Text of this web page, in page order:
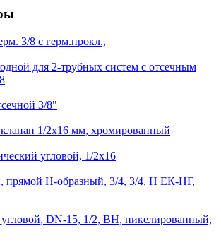
3/8 с герм.прокл.,
для 2-трубных систем с отсечным
3/8"
1/2x16 мм, хромированный
угловой, 1/2x16
прямой H-образный, 3/4, 3/4, Н ЕК-НГ,
DN-15, 1/2, ВН, никелированный,